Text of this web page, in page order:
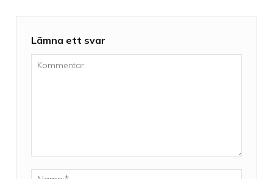
Lämna ett svar